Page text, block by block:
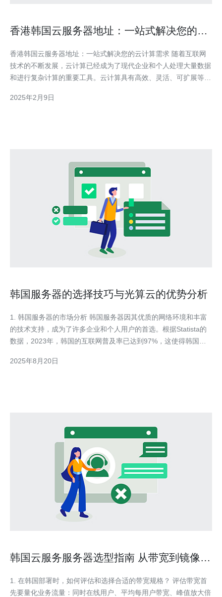
香港韩国云服务器地址：一站式解决您的云
香港韩国云服务器地址：一站式解决您的云计算需求 随着互联网
技术的不断发展，云计算已经成为了现代企业和个人处理大量数据
和进行复杂计算的重要工具。云计算具有高效、灵活、可扩展等优
节就是选择合适的云服务器地址。
2025年2月9日
韩国服务器的选择技巧与光算云的优势分析
1. 韩国服务器的市场分析 韩国服务器因其优质的网络环境和丰富
的技术支持，成为了许多企业和个人用户的首选。根据Statista的
数据，2023年，韩国的互联网普及率已达到97%，这使得韩国成
需考虑多个因素，包括网络速度、数据中心位置、技术支持等。韩
2025年8月20日
韩国云服务服务器选型指南 从带宽到镜像一
1. 在韩国部署时，如何评估和选择合适的带宽规格？ 评估带宽首
先要量化业务流量：同时在线用户、平均每用户带宽、峰值放大倍